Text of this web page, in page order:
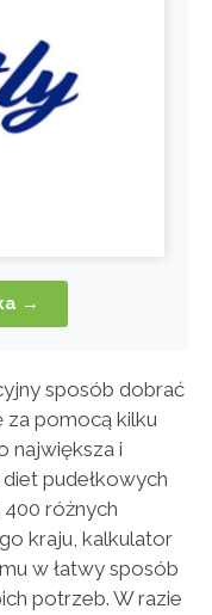
→
sposób dobrać
za pomocą kilku
największa i
pudełkowych
różnych
kraju, kalkulator
w łatwy sposób
potrzeb. W razie